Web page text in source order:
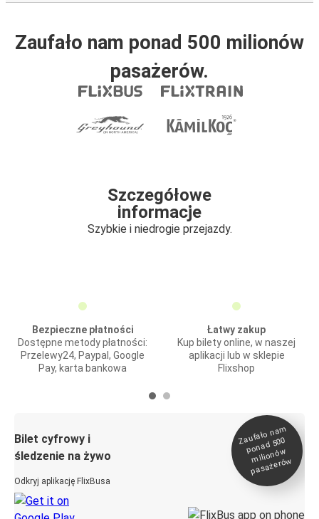
Zaufało nam ponad 500 milionów
pasażerów.
Szczegółowe
informacje
Szybkie i niedrogie przejazdy.
Bezpieczne płatności
Dostępne metody płatności:
Przelewy24, Paypal, Google
Pay, karta bankowa
Łatwy zakup
Kup bilety online, w naszej
aplikacji lub w sklepie
Flixshop
Bilet cyfrowy i
śledzenie na żywo
Odkryj aplikację FlixBusa
Zaufało na
m
ponad 500
milionó
w
pasażeró
w